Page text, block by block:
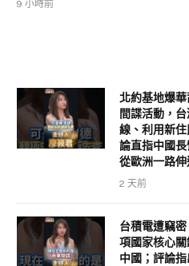
9 小時前
北約基地爆
間諜活動，
線、利用新
論直指中國長
從歐洲一路
2 天前
台積電遭竊
項國家核心
中國；評論